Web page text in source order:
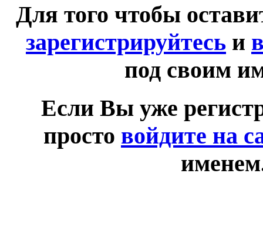
Для того чтобы
зарегистрируйтесь и
под своим
Если Вы уже
просто войдите на